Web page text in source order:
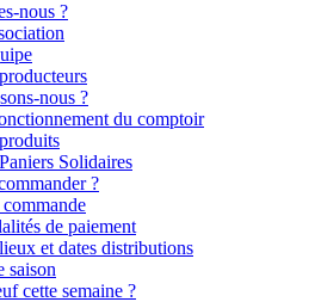
nous ?
nous ?
du comptoir
Solidaires
?
commande
de paiement
et dates distributions
saison
cette semaine ?